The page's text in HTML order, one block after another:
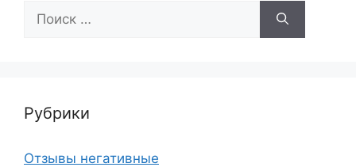
Рубрики
Отзывы негативные